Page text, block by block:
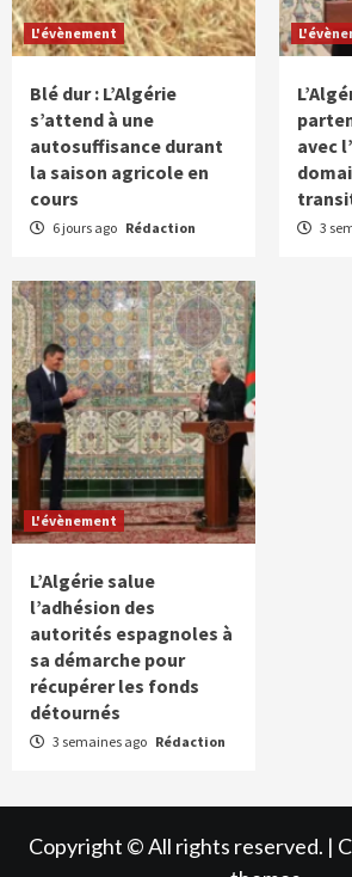
L'évènement
Blé dur : L’Algérie
s’attend à une
autosuffisance durant
la saison agricole en
cours
6 jours ago Rédaction
avec
3
L'évènement
L’Algérie salue
l’adhésion des
autorités espagnoles à
sa démarche pour
récupérer les fonds
détournés
3 semaines ago Rédaction
Copyright © All rights reserved. |